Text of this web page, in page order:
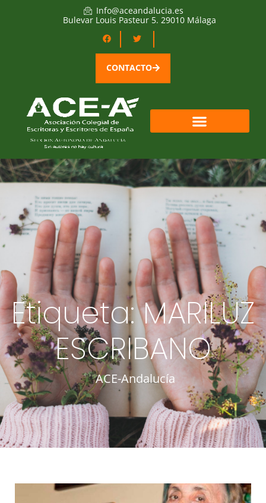
Info@aceandalucia.es
Bulevar Louis Pasteur 5. 29010 Málaga
CONTACTO
Etiqueta: MARILUZ
ESCRIBANO
ACE-Andalucía